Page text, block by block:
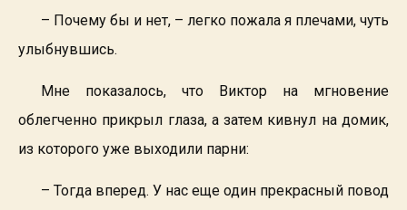
– Почему бы и нет, – легко пожала я плечами, чуть
улыбнувшись.
Мне показалось, что Виктор на мгновение
облегченно прикрыл глаза, а затем кивнул на домик,
из которого уже выходили парни:
– Тогда вперед. У нас еще один прекрасный повод